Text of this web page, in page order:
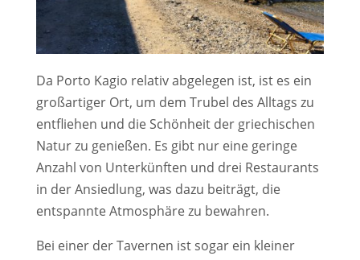
Da Porto Kagio relativ abgelegen ist, ist es ein
großartiger Ort, um dem Trubel des Alltags zu
entfliehen und die Schönheit der griechischen
Natur zu genießen. Es gibt nur eine geringe
Anzahl von Unterkünften und drei Restaurants
in der Ansiedlung, was dazu beiträgt, die
entspannte Atmosphäre zu bewahren.
Bei einer der Tavernen ist sogar ein kleiner